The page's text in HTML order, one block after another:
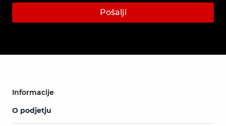
Pošalji
Informacije
O podjetju